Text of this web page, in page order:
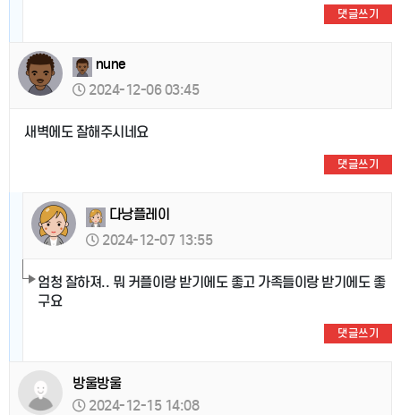
댓글쓰기
nune
2024-12-06 03:45
새벽에도 잘해주시네요
댓글쓰기
다낭플레이
2024-12-07 13:55
엄청 잘하져.. 뭐 커플이랑 받기에도 좋고 가족들이랑 받기에도 좋
구요
댓글쓰기
방울방울
2024-12-15 14:08